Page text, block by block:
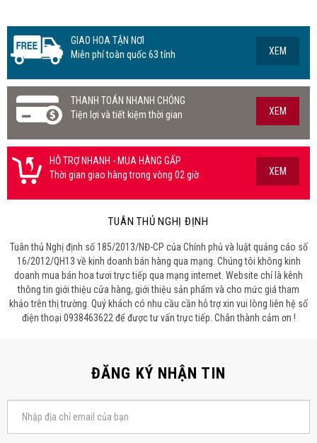
GIAO HOA TẬN NƠI
Miễn phí toàn quốc 63 tỉnh
XEM
THANH TOÁN NHANH CHÓNG
Tiện lợi và tiết kiệm thời gian
XEM
HỖ TRỢ NHANH - MUA HÀNG GẤP
Thời gian giao hàng trong vòng 02 giờ
XEM
TUÂN THỦ NGHỊ ĐỊNH
Tuân thủ Nghị định số 185/2013/NĐ-CP của Chính phủ và luật quảng cáo số
16/2012/QH13 về kinh doanh bán hàng qua mạng. Chúng tôi không kinh
doanh mua bán hoa tươi trực tiếp qua mạng internet. Website chỉ là kênh
thông tin giới thiệu cửa hàng, giới thiệu sản phẩm và cho mức giá tham
khảo trên thị trường. Quý khách có nhu cầu cần hỗ trợ xin vui lòng liên hệ số
điện thoại 0938463622 để được tư vấn trực tiếp. Chân thành cảm ơn !
ĐĂNG KÝ NHẬN TIN